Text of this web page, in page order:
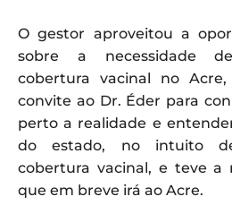
O gestor aproveitou a
sobre a necessidade
cobertura vacinal no
convite ao Dr. Éder para
perto a realidade e
do estado, no intuito
cobertura vacinal, e teve a
que em breve irá ao Acre.